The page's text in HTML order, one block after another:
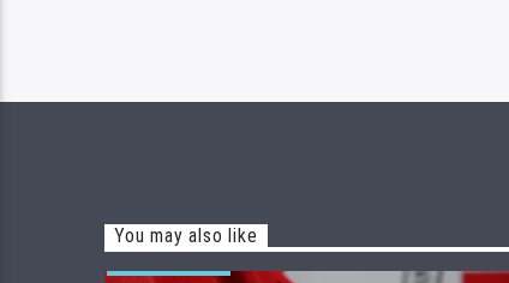
You may also like